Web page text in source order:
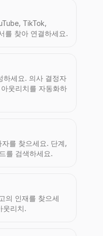
TikTok,
를 찾아 연결하세요.
하세요. 의사 결정자
웃리치를 자동화하
를 찾으세요. 단계,
를 검색하세요.
의 인재를 찾으세
웃리치.